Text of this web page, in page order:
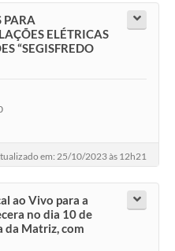
PARA
ELÉTRICAS
“SEGISFREDO
em: 25/10/2023 às 12h21
ao Vivo para a
no dia 10 de
da Matriz, com